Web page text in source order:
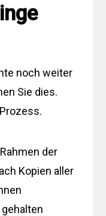
noch weiter
Sie dies.
der
Kopien aller